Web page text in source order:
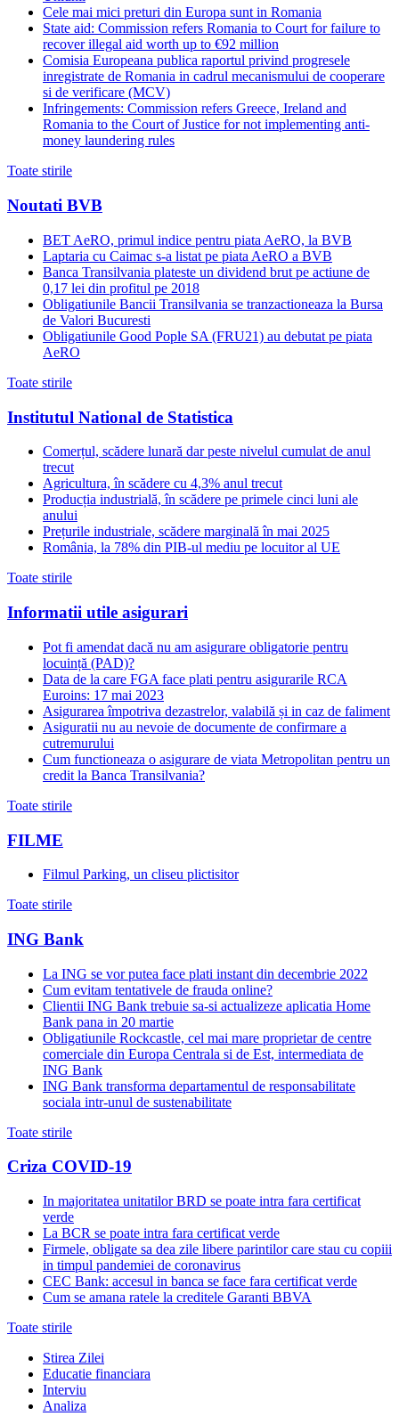
Cele mai mici preturi din Europa sunt in Romania
State aid: Commission refers Romania to Court for failure to
recover illegal aid worth up to €92 million
Comisia Europeana publica raportul privind progresele
inregistrate de Romania in cadrul mecanismului de cooperare
si de verificare (MCV)
Infringements: Commission refers Greece, Ireland and
Romania to the Court of Justice for not implementing anti-
money laundering rules
Toate stirile
Noutati BVB
BET AeRO, primul indice pentru piata AeRO, la BVB
Laptaria cu Caimac s-a listat pe piata AeRO a BVB
Banca Transilvania plateste un dividend brut pe actiune de
0,17 lei din profitul pe 2018
Obligatiunile Bancii Transilvania se tranzactioneaza la Bursa
de Valori Bucuresti
Obligatiunile Good Pople SA (FRU21) au debutat pe piata
AeRO
Toate stirile
Institutul National de Statistica
Comerțul, scădere lunară dar peste nivelul cumulat de anul
trecut
Agricultura, în scădere cu 4,3% anul trecut
Producția industrială, în scădere pe primele cinci luni ale
anului
Prețurile industriale, scădere marginală în mai 2025
România, la 78% din PIB-ul mediu pe locuitor al UE
Toate stirile
Informatii utile asigurari
Pot fi amendat dacă nu am asigurare obligatorie pentru
locuință (PAD)?
Data de la care FGA face plati pentru asigurarile RCA
Euroins: 17 mai 2023
Asigurarea împotriva dezastrelor, valabilă și in caz de faliment
Asiguratii nu au nevoie de documente de confirmare a
cutremurului
Cum functioneaza o asigurare de viata Metropolitan pentru un
credit la Banca Transilvania?
Toate stirile
FILME
Filmul Parking, un cliseu plictisitor
Toate stirile
ING Bank
La ING se vor putea face plati instant din decembrie 2022
Cum evitam tentativele de frauda online?
Clientii ING Bank trebuie sa-si actualizeze aplicatia Home
Bank pana in 20 martie
Obligatiunile Rockcastle, cel mai mare proprietar de centre
comerciale din Europa Centrala si de Est, intermediata de
ING Bank
ING Bank transforma departamentul de responsabilitate
sociala intr-unul de sustenabilitate
Toate stirile
Criza COVID-19
In majoritatea unitatilor BRD se poate intra fara certificat
verde
La BCR se poate intra fara certificat verde
Firmele, obligate sa dea zile libere parintilor care stau cu copiii
in timpul pandemiei de coronavirus
CEC Bank: accesul in banca se face fara certificat verde
Cum se amana ratele la creditele Garanti BBVA
Toate stirile
Stirea Zilei
Educatie financiara
Interviu
Analiza